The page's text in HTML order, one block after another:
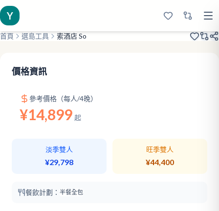
Y
首頁 選島工具 索酒店 So
價格資訊
參考價格（每人/4晚）
¥14,899 起
淡季雙人
¥29,798
旺季雙人
¥44,400
餐飲計劃： 半餐全包